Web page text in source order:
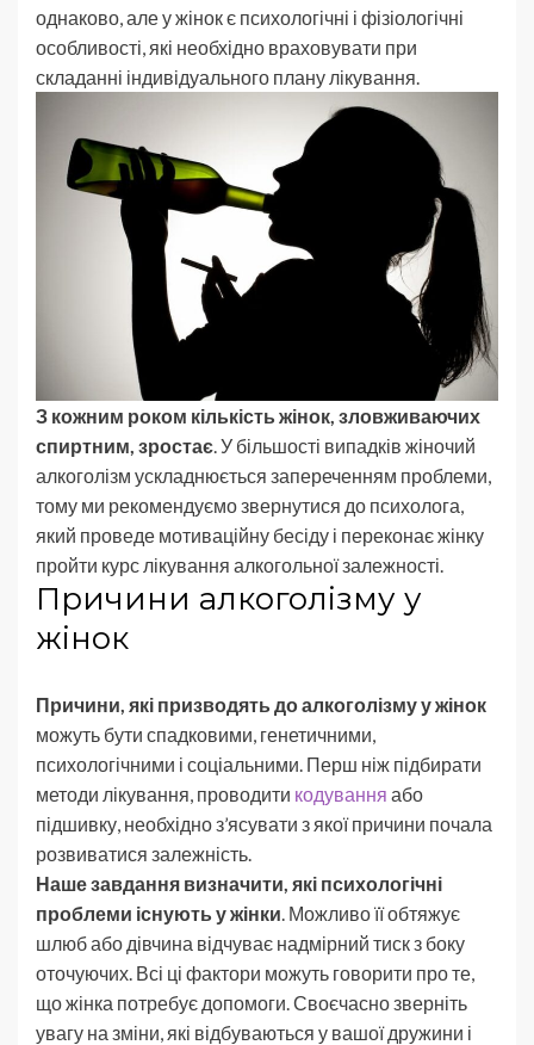
однаково, але у жінок є психологічні і фізіологічні
особливості, які необхідно враховувати при
складанні індивідуального плану лікування.
З кожним роком кількість жінок, зловживаючих
спиртним, зростає . У більшості випадків жіночий
алкоголізм ускладнюється запереченням проблеми,
тому ми рекомендуємо звернутися до психолога,
який проведе мотиваційну бесіду і переконає жінку
пройти курс лікування алкогольної залежності.
Причини алкоголізму у
жінок
Причини, які призводять до алкоголізму у жінок
можуть бути спадковими, генетичними,
психологічними і соціальними. Перш ніж підбирати
методи лікування, проводити кодування або
підшивку, необхідно з’ясувати з якої причини почала
розвиватися залежність.
Наше завдання визначити, які психологічні
проблеми існують у жінки . Можливо її обтяжує
шлюб або дівчина відчуває надмірний тиск з боку
оточуючих. Всі ці фактори можуть говорити про те,
що жінка потребує допомоги. Своєчасно зверніть
увагу на зміни, які відбуваються у вашої дружини і